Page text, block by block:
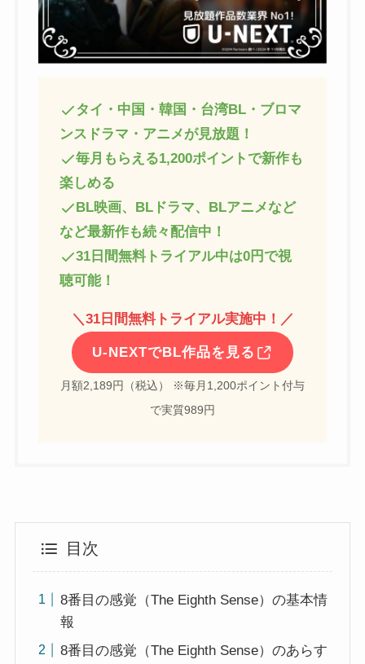
タイ・中国・韓国・台湾BL・ブロマ
ンスドラマ・アニメが見放題！
毎月もらえる1,200ポイントで新作も
楽しめる
BL映画、BLドラマ、BLアニメなど
など最新作も続々配信中！
31日間無料トライアル中は0円で視
聴可能！
＼31日間無料トライアル実施中！ ／
U-NEXTでBL作品を見る
月額2,189円（税込） ※毎月1,200ポイント付与
で実質989円
目次
8番目の感覚（The Eighth Sense）の基本情
報
8番目の感覚（The Eighth Sense）のあらす